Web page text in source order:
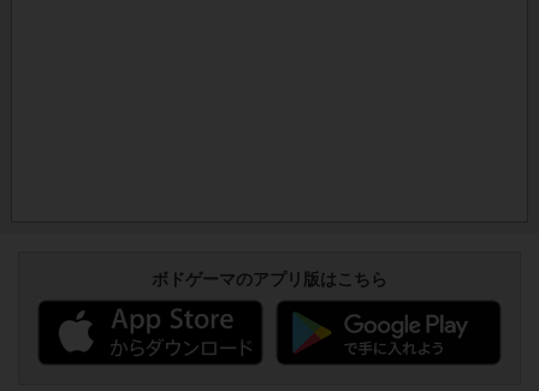
ボドゲーマのアプリ版はこちら